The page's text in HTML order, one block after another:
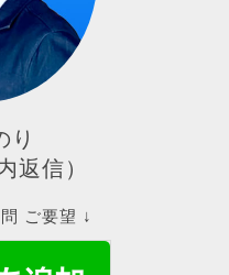
り
返信）
ご要望 ↓